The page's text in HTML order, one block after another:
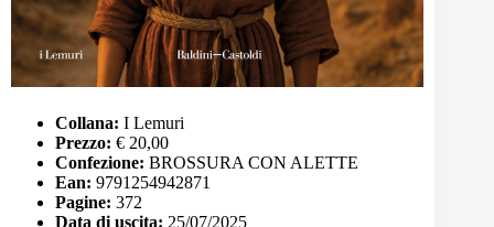
Collana: I Lemuri
Prezzo: € 20,00
Confezione: BROSSURA CON ALETTE
Ean: 9791254942871
Pagine: 372
Data di uscita: 25/07/2025